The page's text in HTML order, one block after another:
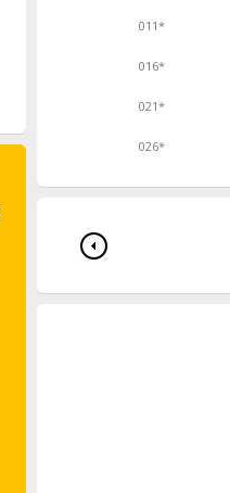
PROBST
011*
016*
021*
026*